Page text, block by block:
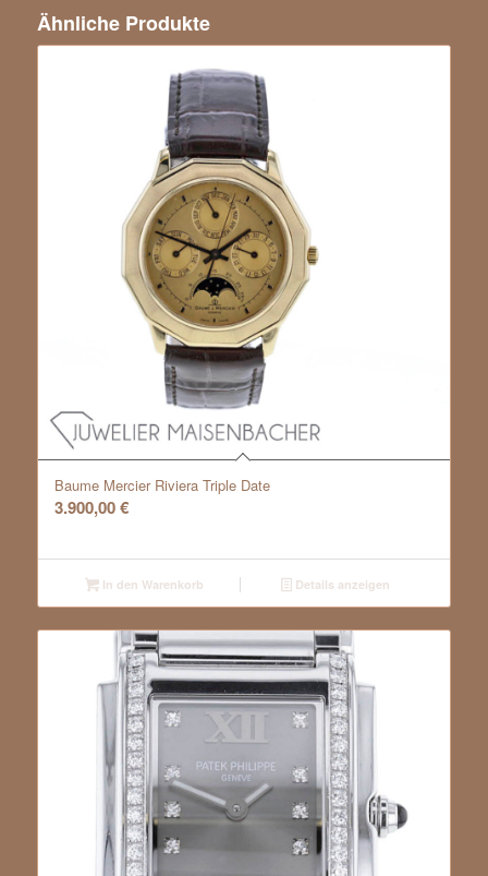
Ähnliche Produkte
Baume Mercier Riviera Triple Date
3.900,00€
In den Warenkorb Details anzeigen